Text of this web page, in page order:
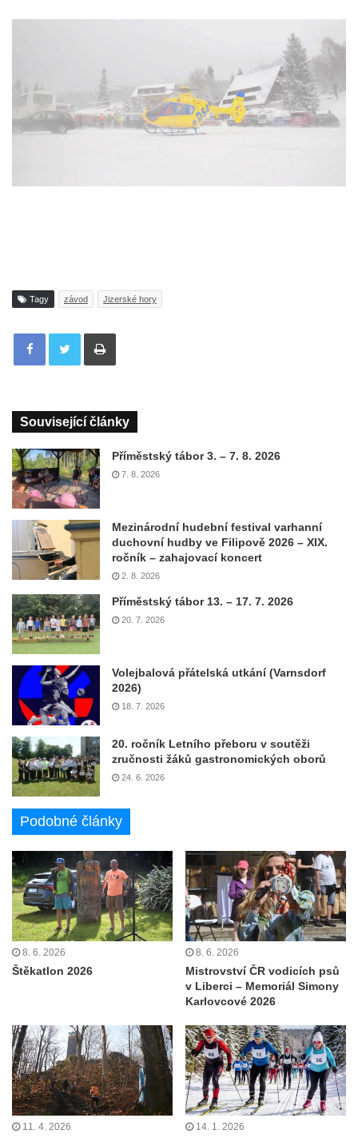
Tagy závod Jizerské hory
Tisknout
Související články
Příměstský tábor 3. – 7. 8. 2026
7. 8. 2026
Mezinárodní hudební festival varhanní
duchovní hudby ve Filipově 2026 – XIX.
ročník – zahajovací koncert
2. 8. 2026
Příměstský tábor 13. – 17. 7. 2026
20. 7. 2026
Volejbalová přátelská utkání (Varnsdorf
2026)
18. 7. 2026
20. ročník Letního přeboru v soutěži
zručnosti žáků gastronomických oborů
24. 6. 2026
Podobné články
8. 6. 2026
Štěkatlon 2026
8. 6. 2026
Mistrovství ČR vodicích psů
v Liberci – Memoriál Simony
Karlovcové 2026
11. 4. 2026 14. 1. 2026